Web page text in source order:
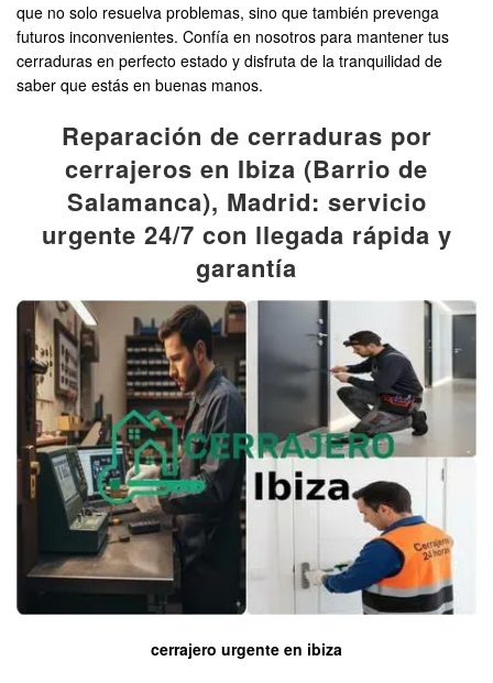
que no solo resuelva problemas, sino que también prevenga
futuros inconvenientes. Confía en nosotros para mantener tus
cerraduras en perfecto estado y disfruta de la tranquilidad de
saber que estás en buenas manos.
Reparación de cerraduras por
cerrajeros en Ibiza (Barrio de
Salamanca), Madrid: servicio
urgente 24/7 con llegada rápida y
garantía
cerrajero urgente en ibiza